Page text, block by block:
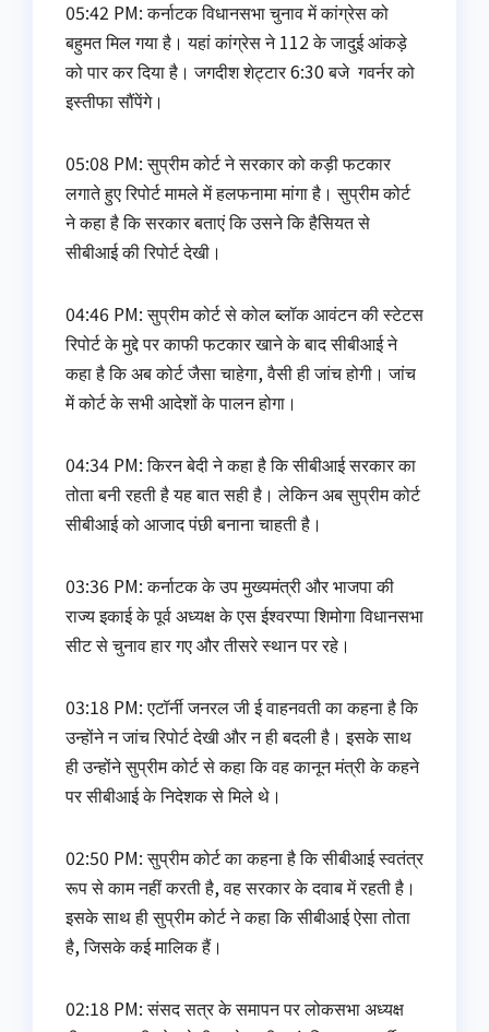
05:42 PM: कर्नाटक विधानसभा चुनाव में कांग्रेस को
बहुमत मिल गया है। यहां कांग्रेस ने 112 के जादुई आंकड़े
को पार कर दिया है। जगदीश शेट्टार 6:30 बजे गवर्नर को
इस्‍तीफा सौंपेंगे।
05:08 PM: सुप्रीम कोर्ट ने सरकार को कड़ी फटकार
लगाते हुए रिपोर्ट मामले में हलफनामा मांगा है। सुप्रीम कोर्ट
ने कहा है कि सरकार बताएं कि उसने कि हैसियत से
सीबीआई की रिपोर्ट देखी।
04:46 PM: सुप्रीम कोर्ट से कोल ब्‍लॉक आवंटन की स्‍टेटस
रिपोर्ट के मुद्दे पर काफी फटकार खाने के बाद सीबीआई ने
कहा है कि अब कोर्ट जैसा चाहेगा, वैसी ही जांच होगी। जांच
में कोर्ट के सभी आदेशों के पालन होगा।
04:34 PM: किरन बेदी ने कहा है कि सीबीआई सरकार का
तोता बनी रहती है यह बात सही है। लेकिन अब सुप्रीम कोर्ट
सीबीआई को आजाद पंछी बनाना चाहती है।
03:36 PM: कर्नाटक के उप मुख्यमंत्री और भाजपा की
राज्य इकाई के पूर्व अध्यक्ष के एस ईश्वरप्पा शिमोगा विधानसभा
सीट से चुनाव हार गए और तीसरे स्थान पर रहे।
03:18 PM: एटॉर्नी जनरल जी ई वाहनवती का कहना है कि
उन्‍होंने न जांच रिपोर्ट देखी और न ही बदली है। इसके साथ
ही उन्‍होंने सुप्रीम कोर्ट से कहा कि वह कानून मंत्री के कहने
पर सीबीआई के निदेशक से मिले थे।
02:50 PM: सुप्रीम कोर्ट का कहना है कि सीबीआई स्‍वतंत्र
रूप से काम नहीं करती है, वह सरकार के दवाब में रहती है।
इसके साथ ही सुप्रीम कोर्ट ने कहा कि सीबीआई ऐसा तोता
है, जिसके कई मालिक हैं।
02:18 PM: संसद सत्र के समापन पर लोकसभा अध्यक्ष